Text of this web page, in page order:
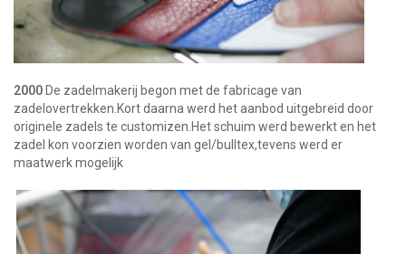
2000 De zadelmakerij begon met de fabricage van
zadelovertrekken.Kort daarna werd het aanbod uitgebreid door
originele zadels te customizen.Het schuim werd bewerkt en het
zadel kon voorzien worden van gel/bulltex,tevens werd er
maatwerk mogelijk